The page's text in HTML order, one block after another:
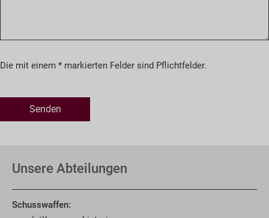
Die mit einem * markierten Felder sind Pflichtfelder.
Senden
Unsere Abteilungen
Schusswaffen: